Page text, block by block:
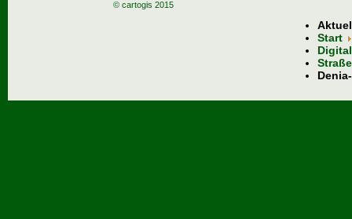
© cartogis 2015
Start